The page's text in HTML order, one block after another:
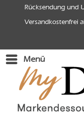
Rücksendung und
Versandkostenfrei
Menü